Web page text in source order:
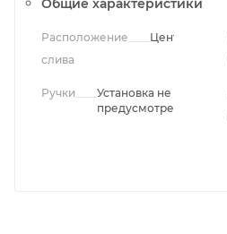
Общие характеристики
Расположение
слива
Центральное
Ручки
Установка не
предусмотрена